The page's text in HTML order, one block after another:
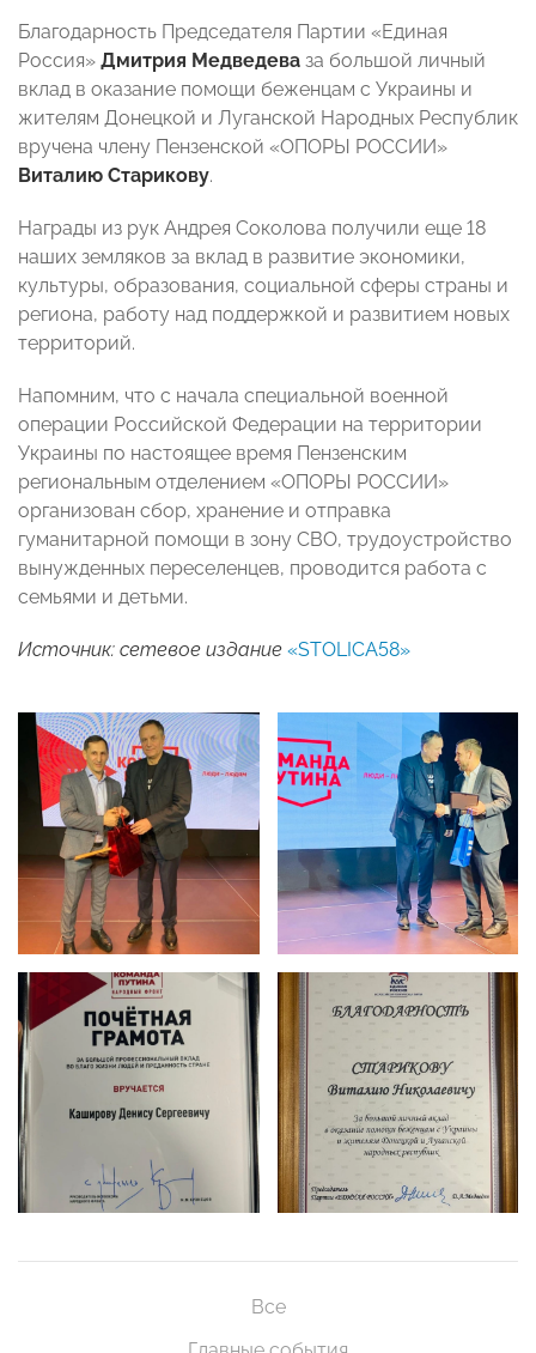
Благодарность Председателя Партии «Единая
Россия» Дмитрия Медведева за большой личный
вклад в оказание помощи беженцам с Украины и
жителям Донецкой и Луганской Народных Республик
вручена члену Пензенской «ОПОРЫ РОССИИ»
Виталию Старикову.
Награды из рук Андрея Соколова получили еще 18
наших земляков за вклад в развитие экономики,
культуры, образования, социальной сферы страны и
региона, работу над поддержкой и развитием новых
территорий.
Напомним, что с начала специальной военной
операции Российской Федерации на территории
Украины по настоящее время Пензенским
региональным отделением «ОПОРЫ РОССИИ»
организован сбор, хранение и отправка
гуманитарной помощи в зону СВО, трудоустройство
вынужденных переселенцев, проводится работа с
семьями и детьми.
Источник: сетевое издание «STOLICA58»
Все